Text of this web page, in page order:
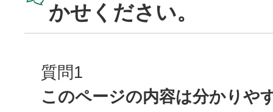
かせください。
質問1
このページの内容は分かりや